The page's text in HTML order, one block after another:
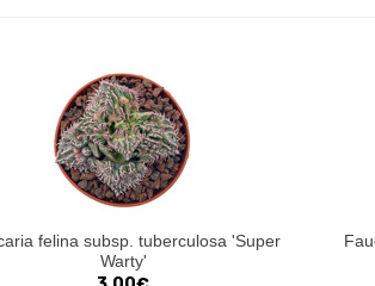
felina subsp. tuberculosa 'Super
Warty'